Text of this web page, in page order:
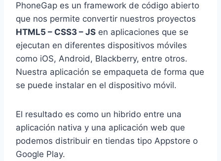
PhoneGap es un framework de código abierto
que nos permite convertir nuestros proyectos
HTML5 – CSS3 – JS en aplicaciones que se
ejecutan en diferentes dispositivos móviles
como iOS, Android, Blackberry, entre otros.
Nuestra aplicación se empaqueta de forma que
se puede instalar en el dispositivo móvil.
El resultado es como un hibrido entre una
aplicación nativa y una aplicación web que
podemos distribuir en tiendas tipo Appstore o
Google Play.